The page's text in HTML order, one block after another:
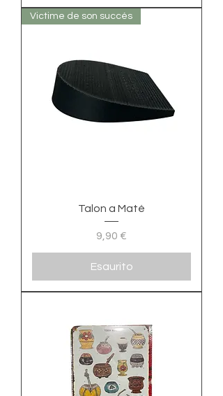
Victime de son succés
Talon a Maté
Prezzo
9,90 €
Esaurito